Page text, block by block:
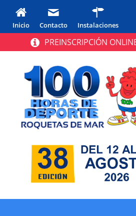
Inicio Contacto Instalaciones
PREINSCRIPCIÓN